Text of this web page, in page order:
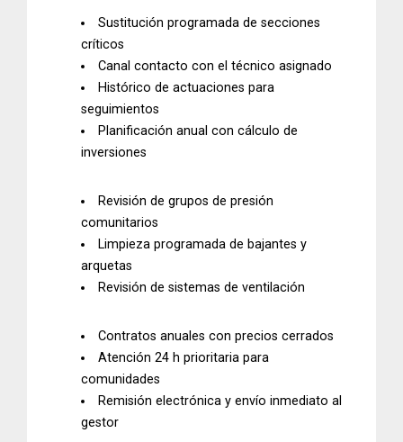
Sustitución programada de secciones
críticos
Canal contacto con el técnico asignado
Histórico de actuaciones para
seguimientos
Planificación anual con cálculo de
inversiones
Revisión degrupos de presión
comunitarios
Limpieza programada de bajantes y
arquetas
Revisión de sistemas de ventilación
Contratos anuales con precios cerrados
Atención24 h prioritaria para
comunidades
Remisión electrónica y envío inmediato al
gestor